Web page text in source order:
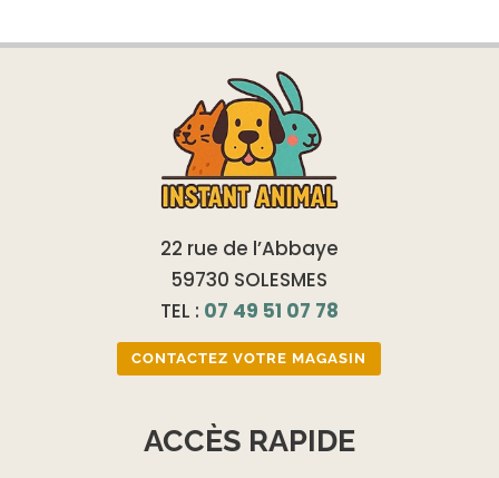
22 rue de l’Abbaye
59730 SOLESMES
TEL : 07 49 51 07 78
CONTACTEZ VOTRE MAGASIN
ACCÈS RAPIDE